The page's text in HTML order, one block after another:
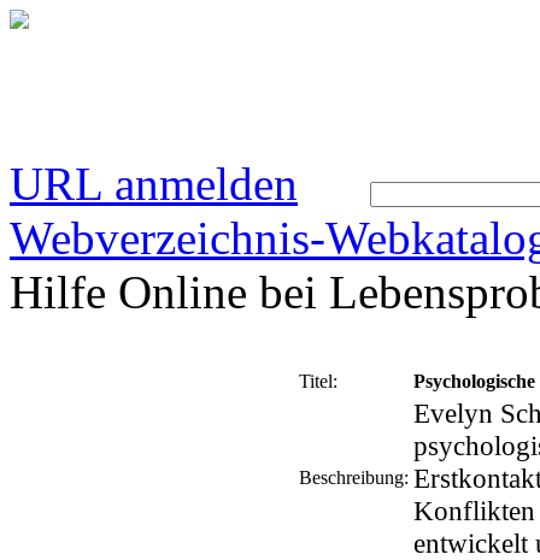
URL anmelden
Webverzeichnis-
Hilfe Online bei
Titel:
Beschreibung:
Evelyn
Konflikten
entwickelt